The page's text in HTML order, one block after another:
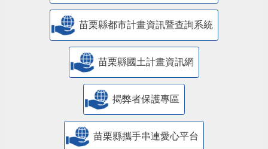
苗栗縣都市計畫資訊暨查詢系統
苗栗縣國土計畫資訊網
揭弊者保護專區
苗栗縣攜手串連愛心平台